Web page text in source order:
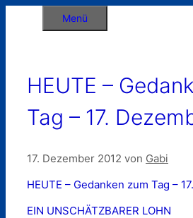
Menü
HEUTE –
Tag – 17.
17. Dezember 2012 von Gabi
HEUTE – Gedanken zum Tag –
EIN UNSCHÄTZBARER LOHN